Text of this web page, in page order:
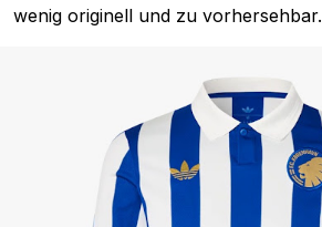
wenig originell und zu vorhersehbar.